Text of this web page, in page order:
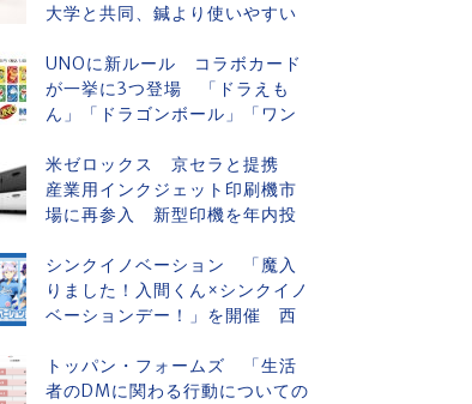
大学と共同、鍼より使いやすい
UNOに新ルール コラボカード
が一挙に3つ登場 「ドラえも
ん」「ドラゴンボール」「ワン
米ゼロックス 京セラと提携
産業用インクジェット印刷機市
場に再参入 新型印機を年内投
シンクイノベーション 「魔入
りました！入間くん×シンクイノ
ベーションデー！」を開催 西
トッパン・フォームズ 「生活
者のDMに関わる行動についての